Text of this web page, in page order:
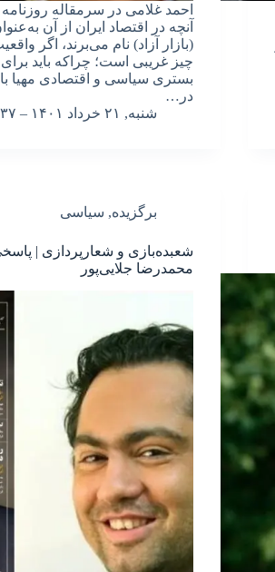
احمد غلامی در سرمقاله
آنچه در اقتصاد ایران از آن
(بازار آزاد) نام می‌برند، اگر
چیز غریبی است؛ چراکه باید برای
بستری سیاسی و اقتصادی مهیا
در…
شنبه, ۲۱ خرداد ۱۴۰۱ – ۰۳:۳۷
برگزیده, سیاسی
شعبده‌بازی و شعارپردازی | پاسخی
محمدرضا جلایی‌پور